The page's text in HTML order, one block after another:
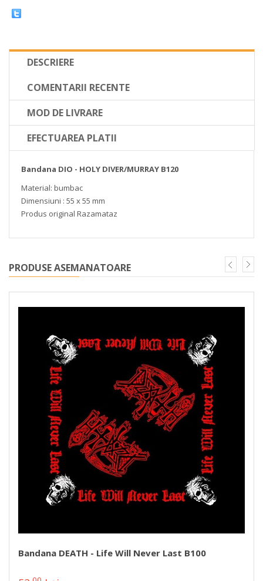
DESCRIERE
COMENTARII RECENTE
MOD DE LIVRARE
EFECTUAREA PLATII
Bandana DIO - HOLY DIVER/MURRAY B120
Material: bumbac
Dimensiuni : 55 x 55 mm
Produs original Razamataz
PRODUSE ASEMANATOARE
Bandana DEATH - Life Will Never Last B100